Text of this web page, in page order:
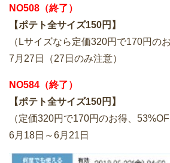
NO508（終了）
【ポテト全サイズ150円】
（Lサイズなら定価320円で170円の
7月27日（27日のみ注意）
NO584（終了）
【ポテト全サイズ150円】
（定価320円で170円のお得、
6月18日～6月21日